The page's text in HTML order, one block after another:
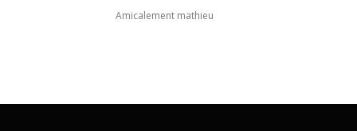
Amicalement mathieu